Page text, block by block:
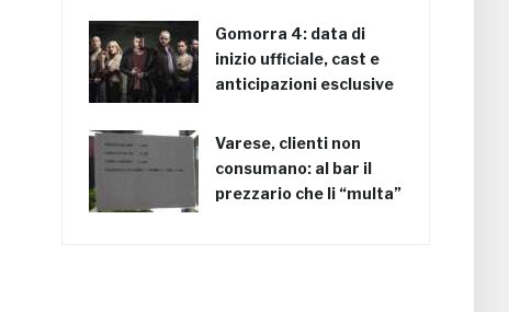
Gomorra 4: data di
inizio ufficiale, cast e
anticipazioni esclusive
Varese, clienti non
consumano: al bar il
prezzario che li “multa”